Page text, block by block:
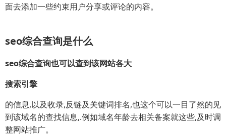
面去添加一些约束用户分享或评论的内容。
seo综合查询是什么
seo综合查询也可以查到该网站各大
搜索引擎
的信息,以及收录,反链及关键词排名,也这个可以一目了然的见
到该域名的查找信息,.例如域名年龄去相关备案就这些,及时调
整网站推广。